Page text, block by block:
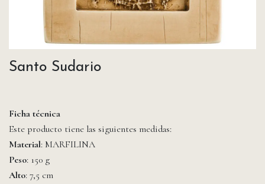
Santo Sudario
Ficha técnica
Este producto tiene las siguientes medidas:
Material: MARFILINA
Peso: 150 g
Alto: 7,5 cm